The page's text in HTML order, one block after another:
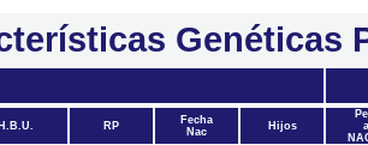
Genéticas
H.B.U. RP
Fecha
Nac
Hijos